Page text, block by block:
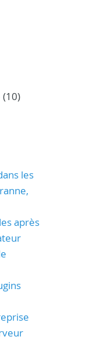
(10)
les
après